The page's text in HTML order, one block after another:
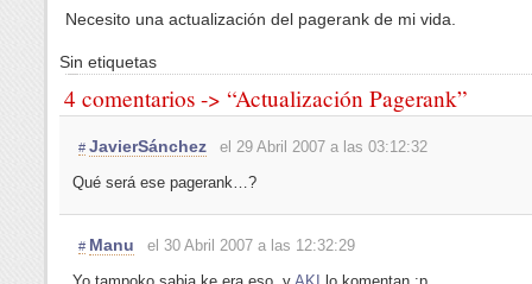
Necesito una actualización del pagerank de mi vida.
Sin etiquetas
4 comentarios -> “Actualización Pagerank”
# JavierSánchez
el 29 Abril 2007 a las 03:12:32
Qué será ese pagerank…?
# Manu
el 30 Abril 2007 a las 12:32:29